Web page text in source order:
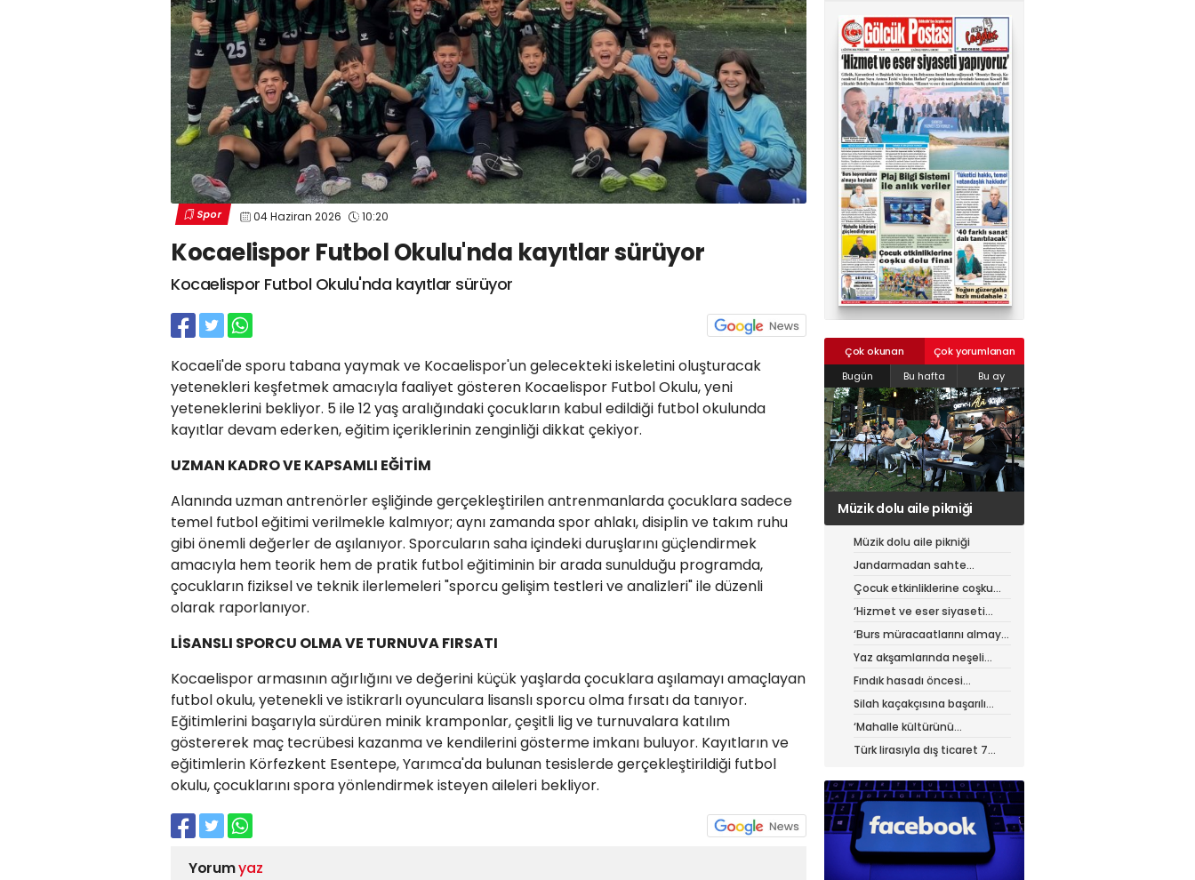
Spor 04 Haziran 2026 10:20
Kocaelispor Futbol Okulu'nda kayıtlar sürüyor
Kocaelispor Futbol Okulu'nda kayıtlar sürüyor
Kocaeli'de sporu tabana yaymak ve Kocaelispor'un gelecekteki iskeletini oluşturacak
yetenekleri keşfetmek amacıyla faaliyet gösteren Kocaelispor Futbol Okulu, yeni
yeteneklerini bekliyor. 5 ile 12 yaş aralığındaki çocukların kabul edildiği futbol okulunda
kayıtlar devam ederken, eğitim içeriklerinin zenginliği dikkat çekiyor.
UZMAN KADRO VE KAPSAMLI EĞİTİM
Alanında uzman antrenörler eşliğinde gerçekleştirilen antrenmanlarda çocuklara sadece
temel futbol eğitimi verilmekle kalmıyor; aynı zamanda spor ahlakı, disiplin ve takım ruhu
gibi önemli değerler de aşılanıyor. Sporcuların saha içindeki duruşlarını güçlendirmek
amacıyla hem teorik hem de pratik futbol eğitiminin bir arada sunulduğu programda,
çocukların fiziksel ve teknik ilerlemeleri "sporcu gelişim testleri ve analizleri" ile düzenli
olarak raporlanıyor.
LİSANSLI SPORCU OLMA VE TURNUVA FIRSATI
Kocaelispor armasının ağırlığını ve değerini küçük yaşlarda çocuklara aşılamayı amaçlayan
futbol okulu, yetenekli ve istikrarlı oyunculara lisanslı sporcu olma fırsatı da tanıyor.
Eğitimlerini başarıyla sürdüren minik kramponlar, çeşitli lig ve turnuvalara katılım
göstererek maç tecrübesi kazanma ve kendilerini gösterme imkanı buluyor. Kayıtların ve
eğitimlerin Körfezkent Esentepe, Yarımca'da bulunan tesislerde gerçekleştirildiği futbol
okulu, çocuklarını spora yönlendirmek isteyen aileleri bekliyor.
Yorumyaz
Çok okunan
Çok yorumlanan
Bugün
Bu hafta Bu ay
Jandarmadan sahte
çantacılara darbe
Müzik dolu aile pikniği
Jandarmadan sahte
çantacılara darbe
Çocuk etkinliklerine coşku
dolu final
‘Hizmet ve eser siyaseti
yapıyoruz’
‘Burs müracaatlarını almaya
başladık’
Yaz akşamlarında neşeli
etkinlikler
Fındık hasadı öncesi
üreticiye yol desteği
Silah kaçakçısına başarılı
operasyon
‘Mahalle kültürünü
güçlendiriyoruz’
Türk lirasıyla dış ticaret 7
02624132333
haber@golcukpostasi.com